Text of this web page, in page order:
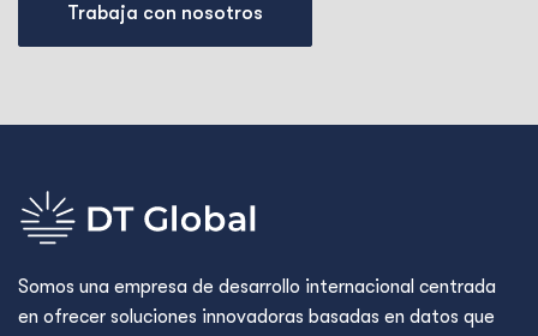
Trabaja con nosotros
Somos una empresa de desarrollo internacional centrada
en ofrecer soluciones innovadoras basadas en datos que